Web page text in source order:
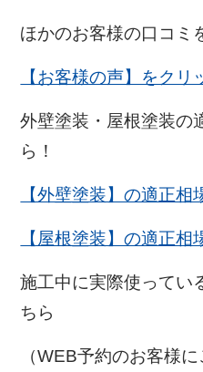
ほかのお客様の口コミ
【お客様の声】をクリ
外壁塗装・屋根塗装の
ら！
【外壁塗装】の適正相
【屋根塗装】の適正相
施工中に実際使ってい
ちら
（WEB予約のお客様